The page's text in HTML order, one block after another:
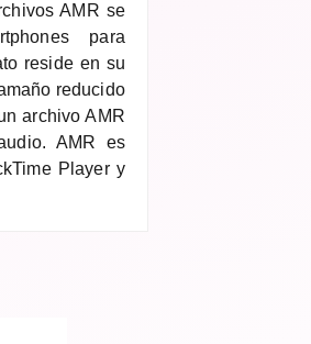
AMR se
para
reside en su
reducido
archivo AMR
AMR es
Player y